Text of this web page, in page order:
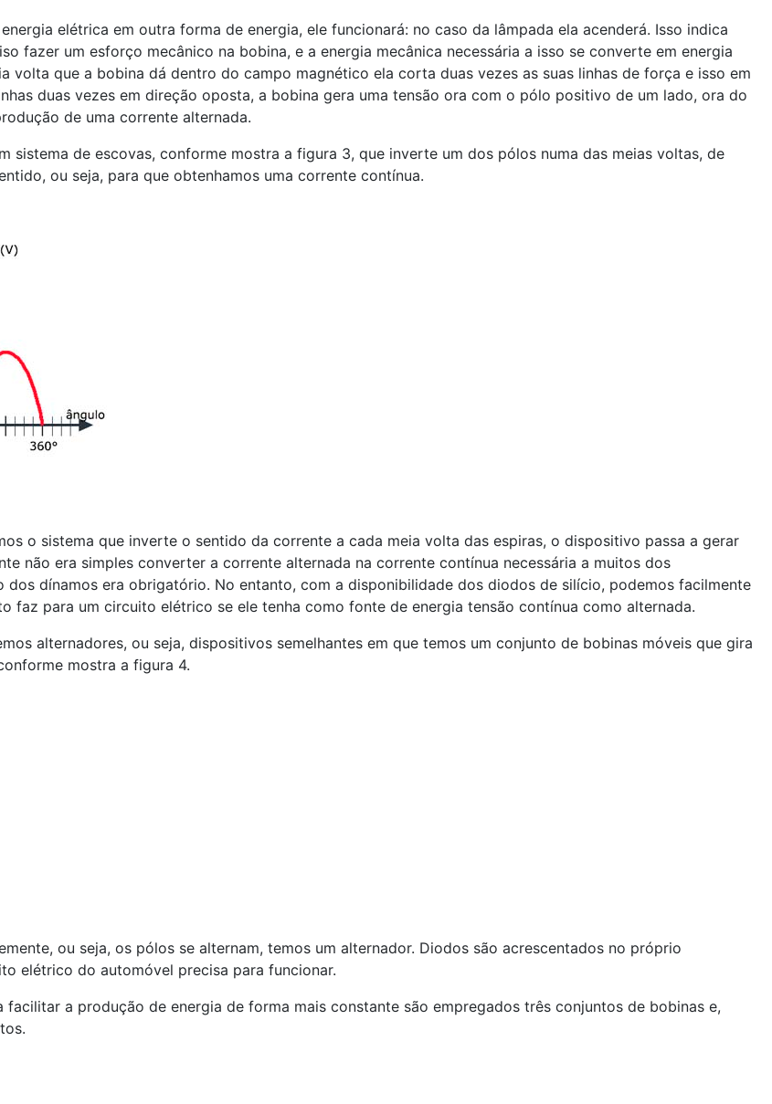
elétrica em outra forma de energia, ele funcionará: no caso da lâmpada ela acenderá. Isso indica
fazer um esforço mecânico na bobina, e a energia mecânica necessária a isso se converte em energia
volta que a bobina dá dentro do campo magnético ela corta duas vezes as suas linhas de força e isso em
duas vezes em direção oposta, a bobina gera uma tensão ora com o pólo positivo de um lado, ora do
de uma corrente alternada.
sistema de escovas, conforme mostra a figura 3, que inverte um dos pólos numa das meias voltas, de
ou seja, para que obtenhamos uma corrente contínua.
o sistema que inverte o sentido da corrente a cada meia volta das espiras, o dispositivo passa a gerar
não era simples converter a corrente alternada na corrente contínua necessária a muitos dos
dínamos era obrigatório. No entanto, com a disponibilidade dos diodos de silício, podemos facilmente
faz para um circuito elétrico se ele tenha como fonte de energia tensão contínua como alternada.
alternadores, ou seja, dispositivos semelhantes em que temos um conjunto de bobinas móveis que gira
mostra a figura 4.
ou seja, os pólos se alternam, temos um alternador. Diodos são acrescentados no próprio
elétrico do automóvel precisa para funcionar.
a produção de energia de forma mais constante são empregados três conjuntos de bobinas e,